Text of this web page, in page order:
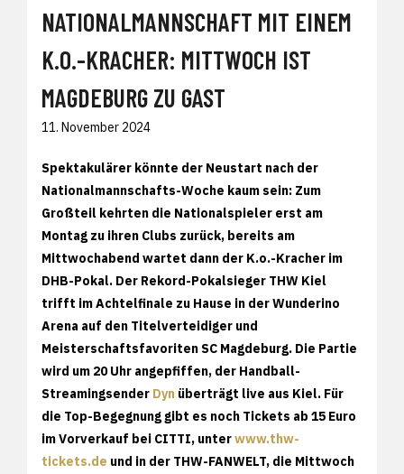
NATIONALMANNSCHAFT MIT EINEM
K.O.-KRACHER: MITTWOCH IST
MAGDEBURG ZU GAST
11. November 2024
Spektakulärer könnte der Neustart nach der
Nationalmannschafts-Woche kaum sein: Zum
Großteil kehrten die Nationalspieler erst am
Montag zu ihren Clubs zurück, bereits am
Mittwochabend wartet dann der K.o.-Kracher im
DHB-Pokal. Der Rekord-Pokalsieger THW Kiel
trifft im Achtelfinale zu Hause in der Wunderino
Arena auf den Titelverteidiger und
Meisterschaftsfavoriten SC Magdeburg. Die Partie
wird um 20 Uhr angepfiffen, der Handball-
Streamingsender Dyn überträgt live aus Kiel. Für
die Top-Begegnung gibt es noch Tickets ab 15 Euro
im Vorverkauf bei CITTI, unterwww.thw-
tickets.de und in der THW-FANWELT, die Mittwoch